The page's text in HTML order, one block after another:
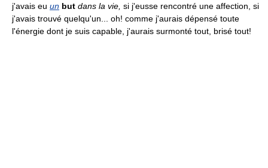
j'avais eu un but dans la vie, si j'eusse rencontré une affection, si
j'avais trouvé quelqu'un... oh! comme j'aurais dépensé toute
l'énergie dont je suis capable, j'aurais surmonté tout, brisé tout!